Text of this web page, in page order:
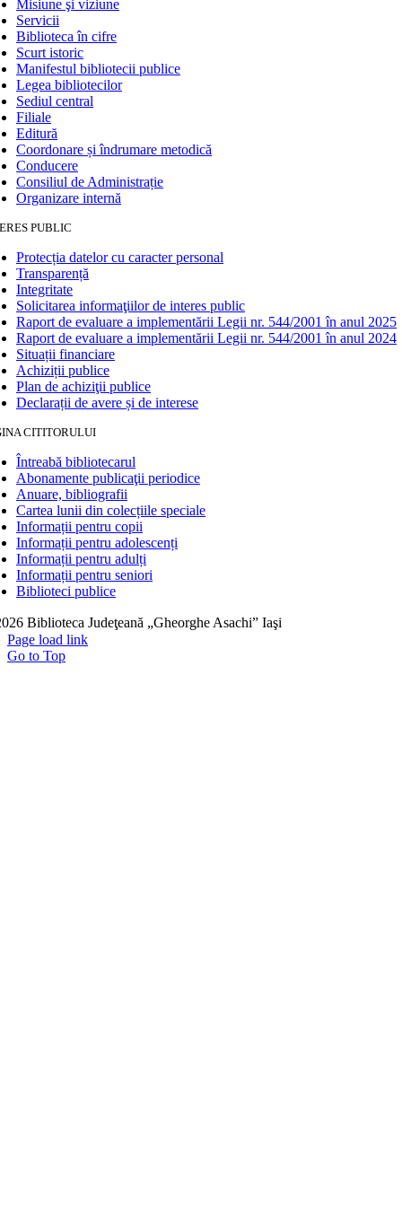
Misiune şi viziune
Servicii
Biblioteca în cifre
Scurt istoric
Manifestul bibliotecii publice
Legea bibliotecilor
Sediul central
Filiale
Editură
Coordonare și îndrumare metodică
Conducere
Consiliul de Administrație
Organizare internă
PUBLIC
Protecția datelor cu caracter personal
Transparență
Integritate
Solicitarea informaţiilor de interes public
Raport de evaluare a implementării Legii nr. 544/2001 în anul 2025
Raport de evaluare a implementării Legii nr. 544/2001 în anul 2024
Situații financiare
Achiziții publice
Plan de achiziţii publice
Declarații de avere și de interese
CITITORULUI
Întreabă bibliotecarul
Abonamente publicaţii periodice
Anuare, bibliografii
Cartea lunii din colecțiile speciale
Informații pentru copii
Informații pentru adolescenți
Informații pentru adulți
Informații pentru seniori
Biblioteci publice
Biblioteca Judeţeană „Gheorghe Asachi” Iaşi
Page load link
Go to Top